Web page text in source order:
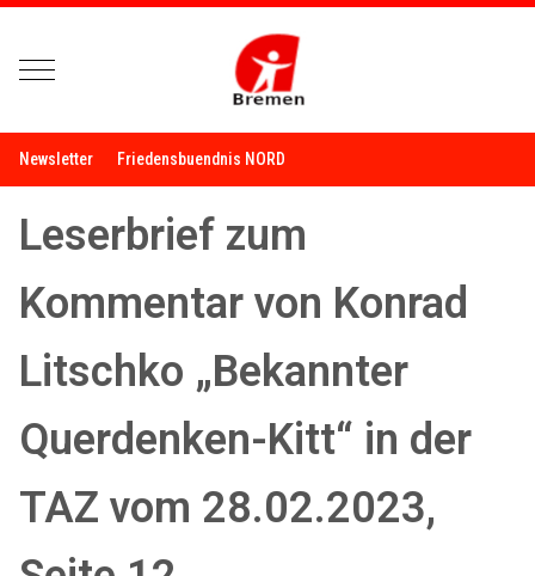
Mobile Menu Toggle
Newsletter Friedensbuendnis NORD
Leserbrief zum
Kommentar von Konrad
Litschko „Bekannter
Querdenken-Kitt“ in der
TAZ vom 28.02.2023,